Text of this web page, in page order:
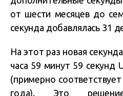
от шести месяцев до
секунда добавлялась 31
На этот раз новая
часа 59 минут 59 секунд
(примерно
года). Это